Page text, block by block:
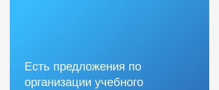
Есть предложения по
организации учебного